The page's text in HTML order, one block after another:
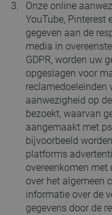
Onze online
YouTube, Pinterest
gegeven aan de
media in
GDPR, worden uw
opgeslagen voor
reclamedoeleinden
aanwezigheid op
bezoekt, waarvan
aangemaakt met
bijvoorbeeld
platforms
overeenkomen met
over het algemeen
informatie over de
gegevens door de